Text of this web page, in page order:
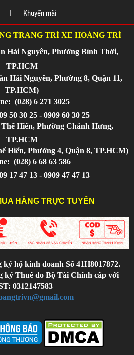
Khuyến mãi
TRANG TRÍ XE HOÀNG TRÍ
Hải Nguyên, Phường Bình Thới,
TP.HCM
Hải Nguyên, Phường 8, Quận 11,
TP.HCM)
(028) 6 271 3025
50 30 25 - 0909 60 30 25
Thế Hiển, Phường Chánh Hưng,
TP.HCM
Hiển, Phường 4, Quận 8, TP.HCM)
(028) 6 68 63 586
17 47 13 - 0909 47 47 13
HÀNG TRỰC TUYẾN
hộ kinh doanh Số 41H8017872.
ký Thuế do Bộ Tài Chính cấp với
0312147583